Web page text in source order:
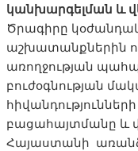
կանխարգելման և
Ծրագիրը
աշխատանքներին
առողջության
բուժօգնության
բացահայտմանը և
Հայաստանի